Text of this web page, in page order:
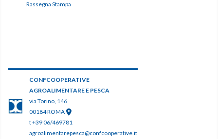
CONFCOOPERATIVE
AGROALIMENTARE E PESCA
via Torino, 146
00184 ROMA
t +39 06/469781
agroalimentarepesca@confcooperative.it
Rassegna Stampa